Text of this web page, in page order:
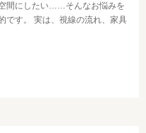
間にしたい……そんなお悩みを
です。 実は、視線の流れ、家具